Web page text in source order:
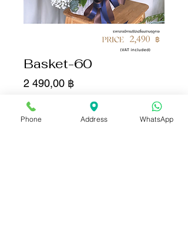
Basket-60
2 490,00 ฿Цена
Количество
Phone Address WhatsApp